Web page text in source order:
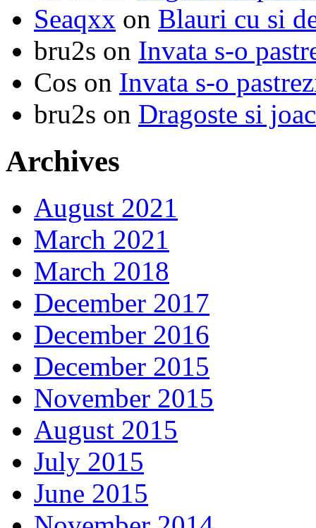
Seaqxx on Blauri cu si
bru2s on Invata s-o
Cos on Invata s-o
bru2s on Dragoste si
Archives
August 2021
March 2021
March 2018
December 2017
December 2016
December 2015
November 2015
August 2015
July 2015
June 2015